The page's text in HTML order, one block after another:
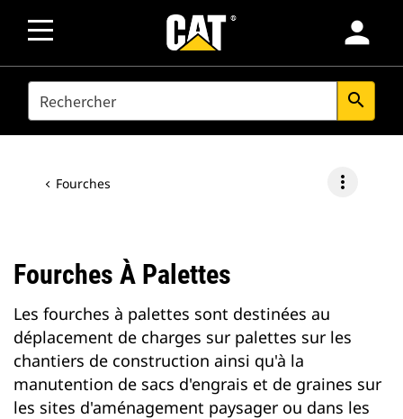
person
SEARCH search
Fourches more_vert
Fourches À Palettes
Les fourches à palettes sont destinées au
déplacement de charges sur palettes sur les
chantiers de construction ainsi qu'à la
manutention de sacs d'engrais et de graines sur
les sites d'aménagement paysager ou dans les